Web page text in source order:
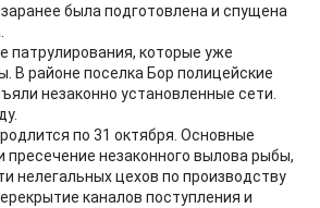
была подготовлена и спущена
патрулирования, которые уже
В районе поселка Бор полицейские
незаконно установленные сети.
по 31 октября. Основные
пресечение незаконного вылова рыбы,
нелегальных цехов по производству
каналов поступления и